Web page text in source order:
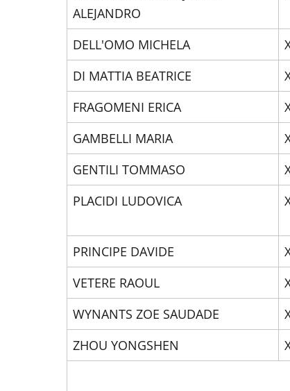
ALEJANDRO
DELL'OMO MICHELA
DI MATTIA BEATRICE
FRAGOMENI ERICA
GAMBELLI MARIA
GENTILI TOMMASO
PLACIDI LUDOVICA
PRINCIPE DAVIDE
VETERE RAOUL
WYNANTS ZOE SAUDADE
ZHOU YONGSHEN